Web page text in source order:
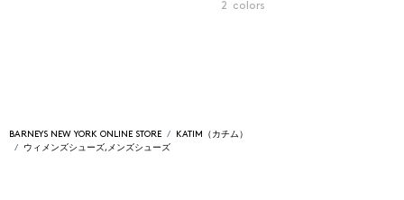
2 colors
BARNEYS NEW YORK ONLINE STORE
KATIM（カチム）
ウィメンズシューズ,メンズシューズ